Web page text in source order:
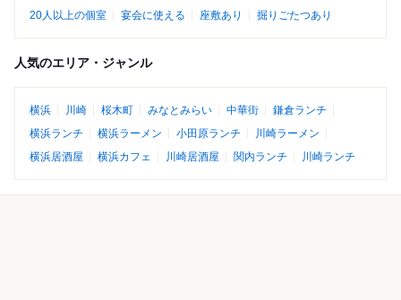
20人以上の個室
宴会に使える 座敷あり 掘りごたつあり
人気のエリア・ジャンル
横浜 川崎 桜木町 みなとみらい 中華街
鎌倉ランチ
横浜ランチ
横浜ラーメン 小田原ランチ
川崎ラーメン
横浜居酒屋
横浜カフェ 川崎居酒屋 関内ランチ 川崎ランチ